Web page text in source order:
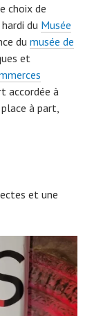
choix de
du Musée
du musée de
et
accordée à
à part,
et une